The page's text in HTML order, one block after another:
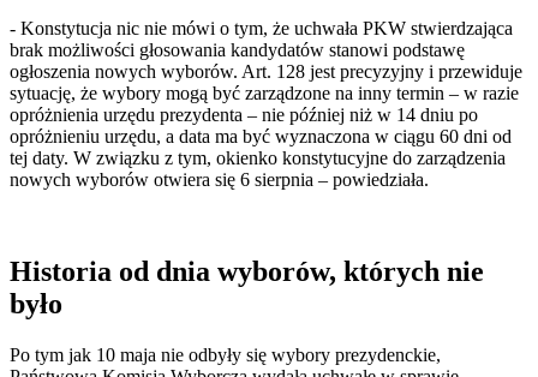
- Konstytucja nic nie mówi o tym, że uchwała PKW stwierdzająca
brak możliwości głosowania kandydatów stanowi podstawę
ogłoszenia nowych wyborów. Art. 128 jest precyzyjny i przewiduje
sytuację, że wybory mogą być zarządzone na inny termin – w razie
opróżnienia urzędu prezydenta – nie później niż w 14 dniu po
opróżnieniu urzędu, a data ma być wyznaczona w ciągu 60 dni od
tej daty. W związku z tym, okienko konstytucyjne do zarządzenia
nowych wyborów otwiera się 6 sierpnia – powiedziała.
Historia od dnia wyborów, których nie
było
Po tym jak 10 maja nie odbyły się wybory prezydenckie,